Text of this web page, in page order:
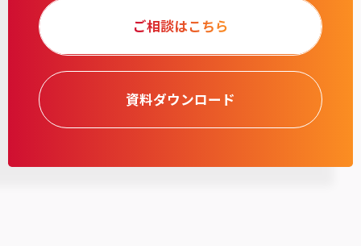
ご相談はこちら
資料ダウンロード